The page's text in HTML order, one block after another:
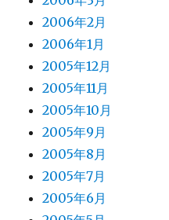
2006年2月
2006年1月
2005年12月
2005年11月
2005年10月
2005年9月
2005年8月
2005年7月
2005年6月